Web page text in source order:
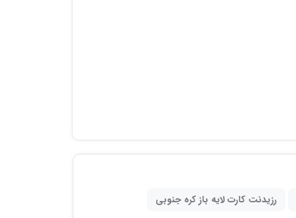
رزیدنت کارت لایه باز کره جنوبی